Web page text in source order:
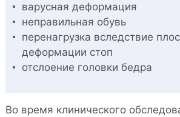
варусная деформация
неправильная обувь
перенагрузка вследствие
деформации стоп
отслоение головки бедра
Во время клинического